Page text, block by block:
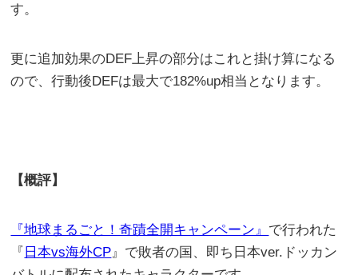
す。
更に追加効果のDEF上昇の部分はこれと掛け算になる
ので、行動後DEFは最大で182%up相当となります。
【概評】
『地球まるごと！奇蹟全開キャンペーン』 で行われた
『 日本vs海外CP』で敗者の国、即ち日本ver.ドッカン